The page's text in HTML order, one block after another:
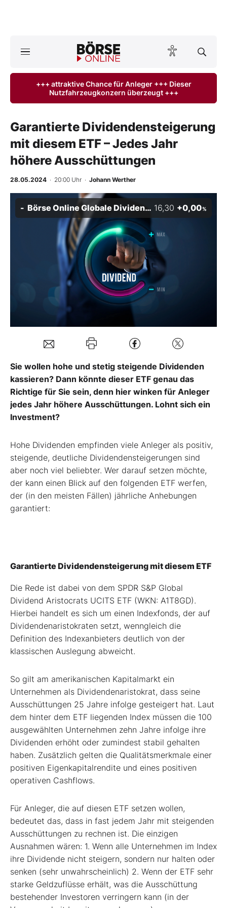
Anlageprodukte
Finanz-Check
Abo & Shop
Experten
Mein B:O
Mein Konto
Folgen Sie uns
+++ attraktive Chance für Anleger +++ Dieser
Nutzfahrzeugkonzern überzeugt +++
Garantierte Dividendensteigerung
mit diesem ETF – Jedes Jahr
höhere Ausschüttungen
28.05.2024 · 20:00 Uhr · Johann Werther
Börse Online Globale Dividenden-Stars Index 16,30 +0,00%
Sie wollen hohe und stetig steigende Dividenden
kassieren? Dann könnte dieser ETF genau das
Richtige für Sie sein, denn hier winken für Anleger
jedes Jahr höhere Ausschüttungen. Lohnt sich ein
Investment?
Hohe Dividenden empfinden viele Anleger als positiv,
steigende, deutliche Dividendensteigerungen sind
aber noch viel beliebter. Wer darauf setzen möchte,
der kann einen Blick auf den folgenden ETF werfen,
der (in den meisten Fällen) jährliche Anhebungen
garantiert:
Garantierte Dividendensteigerung mit diesem ETF
Die Rede ist dabei von dem SPDR S&P Global
Dividend Aristocrats UCITS ETF (WKN: A1T8GD).
Hierbei handelt es sich um einen Indexfonds, der auf
Dividendenaristokraten setzt, wenngleich die
Definition des Indexanbieters deutlich von der
klassischen Auslegung abweicht.
So gilt am amerikanischen Kapitalmarkt ein
Unternehmen als Dividendenaristokrat, dass seine
Ausschüttungen 25 Jahre infolge gesteigert hat. Laut
dem hinter dem ETF liegenden Index müssen die 100
ausgewählten Unternehmen zehn Jahre infolge ihre
Dividenden erhöht oder zumindest stabil gehalten
haben. Zusätzlich gelten die Qualitätsmerkmale einer
positiven Eigenkapitalrendite und eines positiven
operativen Cashflows.
Für Anleger, die auf diesen ETF setzen wollen,
bedeutet das, dass in fast jedem Jahr mit steigenden
Ausschüttungen zu rechnen ist. Die einzigen
Ausnahmen wären: 1. Wenn alle Unternehmen im Index
ihre Dividende nicht steigern, sondern nur halten oder
senken (sehr unwahrscheinlich) 2. Wenn der ETF sehr
starke Geldzuflüsse erhält, was die Ausschüttung
bestehender Investoren verringern kann (in der